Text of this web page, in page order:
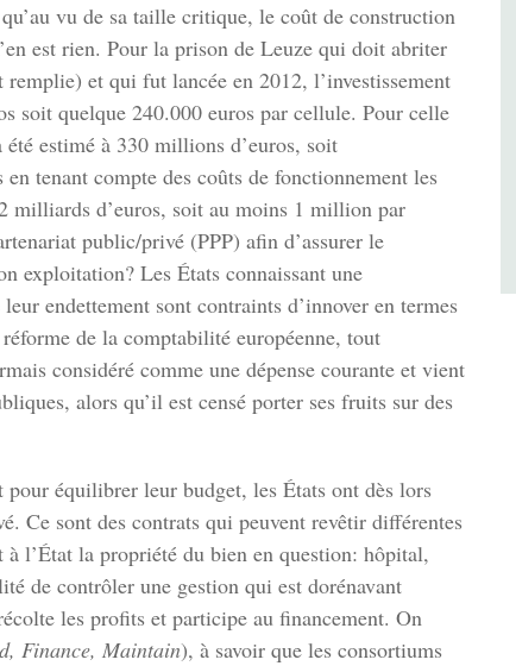
vu de sa taille critique, le coût de construction
est rien. Pour la prison de Leuze qui doit abriter
et qui fut lancée en 2012, l’investissement
soit quelque 240.000 euros par cellule. Pour celle
estimé à 330 millions d’euros, soit
tenant compte des coûts de fonctionnement les
milliards d’euros, soit au moins 1 million par
public/privé (PPP) afin d’assurer le
exploitation? Les États connaissant une
endettement sont contraints d’innover en termes
de la comptabilité européenne, tout
considéré comme une dépense courante et vient
alors qu’il est censé porter ses fruits sur des
équilibrer leur budget, les États ont dès lors
Ce sont des contrats qui peuvent revêtir différentes
l’État la propriété du bien en question: hôpital,
de contrôler une gestion qui est dorénavant
les profits et participe au financement. On
Finance, Maintain), à savoir que les consortiums